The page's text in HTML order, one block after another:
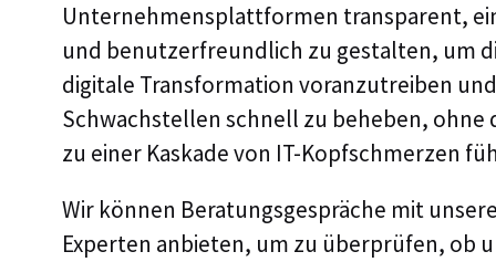
Unternehmensplattformen transparent,
und benutzerfreundlich zu gestalten, um
digitale Transformation voranzutreiben und
Schwachstellen schnell zu beheben, ohne
zu einer Kaskade von IT-Kopfschmerzen
Wir können Beratungsgespräche mit
Experten anbieten, um zu überprüfen, ob